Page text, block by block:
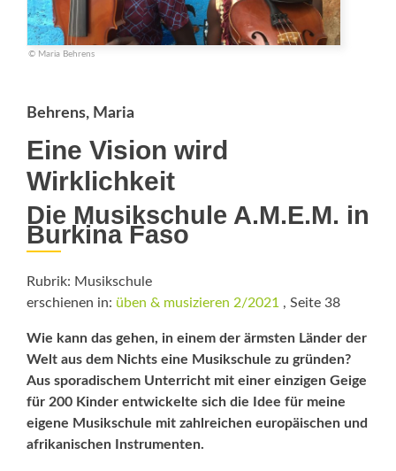
© Maria Behrens
Behrens, Maria
Eine Vision wird
Wirklichkeit
Die Musikschule A.M.E.M. in
Burkina Faso
Rubrik: Musikschule
erschienen in: üben & musizieren 2/2021 , Seite 38
Wie kann das gehen, in einem der ­ärmsten Länder der
Welt aus dem Nichts eine Musikschule zu gründen?
Aus sporadischem Unterricht mit einer einzigen Geige
für 200 Kinder entwickelte sich die Idee für meine
eigene Musikschule mit zahlreichen europäischen und
afrikanischen Instrumenten.